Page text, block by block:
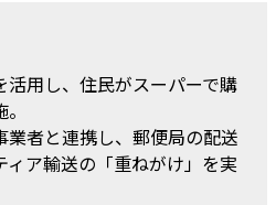
用し、住民がスーパーで購
者と連携し、郵便局の配送
ア輸送の「重ねがけ」を実